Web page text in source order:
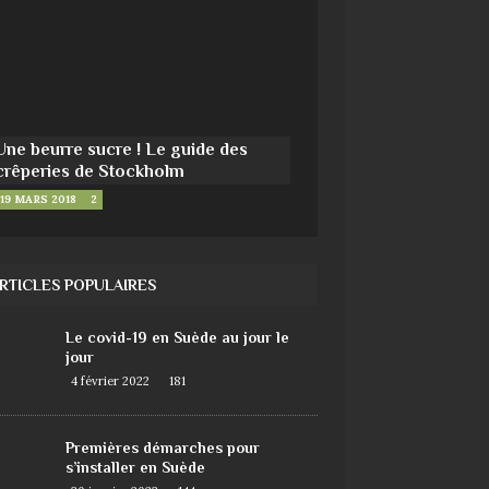
beurre sucre ! Le guide des
de Stockholm
19 MARS 2018 2
POPULAIRES
Le covid-19 en Suède au jour le
jour
4 février 2022 181
Premières démarches pour
s’installer en Suède